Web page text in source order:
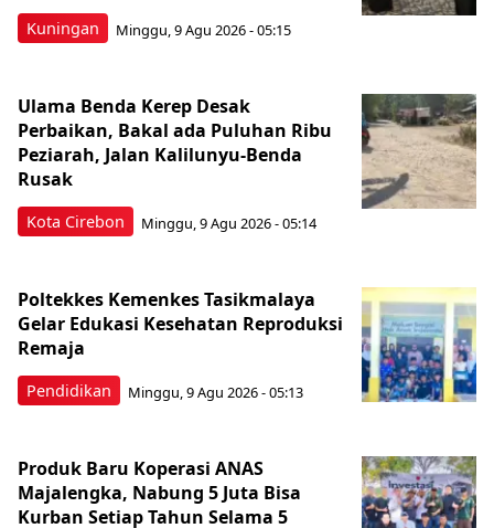
Kuningan Minggu, 9 Agu 2026 - 05:15
Kota Cirebon
Ulama Benda Kerep Desak
Perbaikan, Bakal ada Puluhan Ribu
Peziarah, Jalan Kalilunyu-Benda
Rusak
Minggu, 9 Agu 2026 - 05:14
Pendidikan
Poltekkes Kemenkes Tasikmalaya
Gelar Edukasi Kesehatan Reproduksi
Remaja
Minggu, 9 Agu 2026 - 05:13
Produk Baru Koperasi ANAS
Majalengka, Nabung 5 Juta Bisa
Kurban Setiap Tahun Selama 5